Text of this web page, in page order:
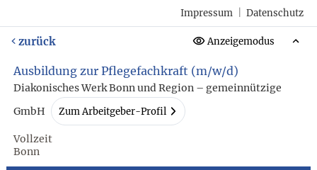
Impressum Datenschutz
zurück Anzeigemodus
Ausbildung zur Pflegefachkraft (m/w/d)
Diakonisches Werk Bonn und Region – gemeinnützige
GmbH
Zum Arbeitgeber-Profil
Vollzeit
Bonn